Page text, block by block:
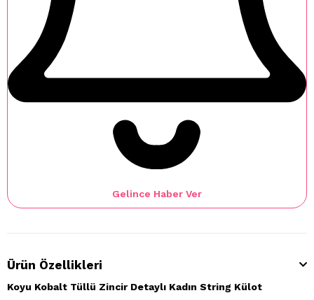
Gelince Haber Ver
Ürün Özellikleri
Koyu Kobalt Tüllü Zincir Detaylı Kadın String Külot